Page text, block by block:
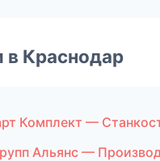
в Краснодар
Комплект —
Альянс —